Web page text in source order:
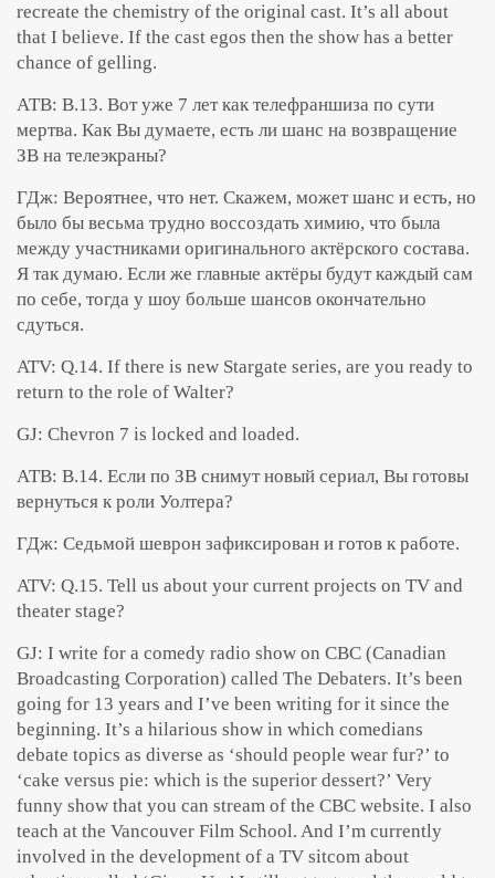
recreate the chemistry of the original cast. It’s all about
that I believe. If the cast egos then the show has a better
chance of gelling.
АТВ: В.13. Вот уже 7 лет как телефраншиза по сути
мертва. Как Вы думаете, есть ли шанс на возвращение
ЗВ на телеэкраны?
ГДж: Вероятнее, что нет. Скажем, может шанс и есть, но
было бы весьма трудно воссоздать химию, что была
между участниками оригинального актёрского состава.
Я так думаю. Если же главные актёры будут каждый сам
по себе, тогда у шоу больше шансов окончательно
сдуться.
ATV: Q.14. If there is new Stargate series, are you ready to
return to the role of Walter?
GJ: Chevron 7 is locked and loaded.
АТВ: В.14. Если по ЗВ снимут новый сериал, Вы готовы
вернуться к роли Уолтера?
ГДж: Седьмой шеврон зафиксирован и готов к работе.
ATV: Q.15. Tell us about your current projects on TV and
theater stage?
GJ: I write for a comedy radio show on CBC (Canadian
Broadcasting Corporation) called The Debaters. It’s been
going for 13 years and I’ve been writing for it since the
beginning. It’s a hilarious show in which comedians
debate topics as diverse as ‘should people wear fur?’ to
‘cake versus pie: which is the superior dessert?’ Very
funny show that you can stream of the CBC website. I also
teach at the Vancouver Film School. And I’m currently
involved in the development of a TV sitcom about